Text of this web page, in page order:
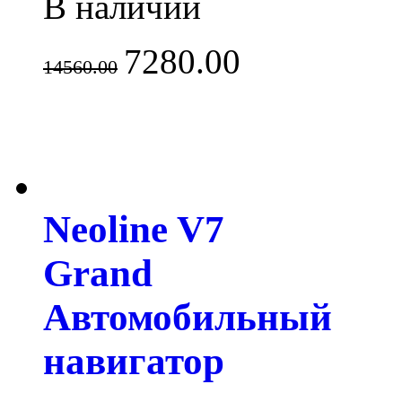
14560.00 7280.00
Neoline V7
Grand
Автомобильный
навигатор